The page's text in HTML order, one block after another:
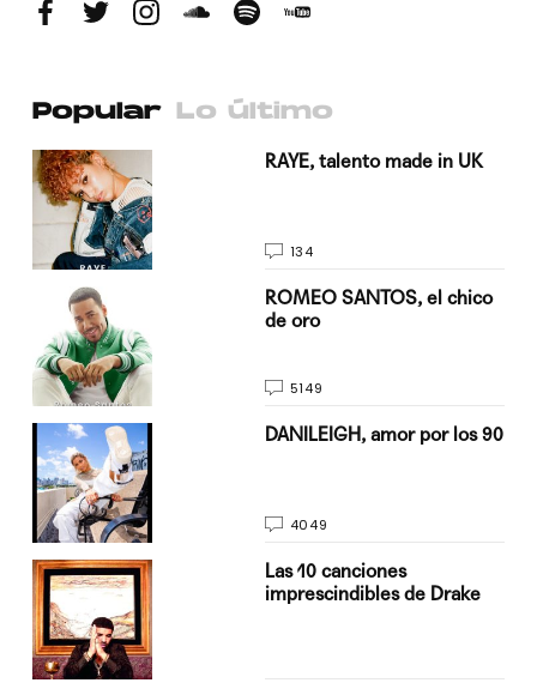
Popular Lo último
RAYE, talento made in UK
134
ROMEO SANTOS, el chico
de oro
5149
DANILEIGH, amor por los 90
4049
Las 10 canciones
imprescindibles de Drake